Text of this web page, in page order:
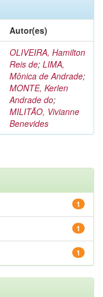
Autor(es)
OLIVEIRA, Hamilton
Reis de; LIMA,
Mônica de Andrade;
MONTE, Kerlen
Andrade do;
MILITÃO, Vivianne
Benevides
1
1
1